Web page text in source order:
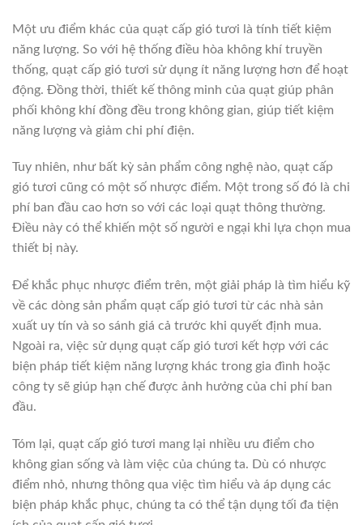
Một ưu điểm khác của quạt cấp gió tươi là tính tiết kiệm
năng lượng. So với hệ thống điều hòa không khí truyền
thống, quạt cấp gió tươi sử dụng ít năng lượng hơn để hoạt
động. Đồng thời, thiết kế thông minh của quạt giúp phân
phối không khí đồng đều trong không gian, giúp tiết kiệm
năng lượng và giảm chi phí điện.
Tuy nhiên, như bất kỳ sản phẩm công nghệ nào, quạt cấp
gió tươi cũng có một số nhược điểm. Một trong số đó là chi
phí ban đầu cao hơn so với các loại quạt thông thường.
Điều này có thể khiến một số người e ngại khi lựa chọn mua
thiết bị này.
Để khắc phục nhược điểm trên, một giải pháp là tìm hiểu kỹ
về các dòng sản phẩm quạt cấp gió tươi từ các nhà sản
xuất uy tín và so sánh giá cả trước khi quyết định mua.
Ngoài ra, việc sử dụng quạt cấp gió tươi kết hợp với các
biện pháp tiết kiệm năng lượng khác trong gia đình hoặc
công ty sẽ giúp hạn chế được ảnh hưởng của chi phí ban
đầu.
Tóm lại, quạt cấp gió tươi mang lại nhiều ưu điểm cho
không gian sống và làm việc của chúng ta. Dù có nhược
điểm nhỏ, nhưng thông qua việc tìm hiểu và áp dụng các
biện pháp khắc phục, chúng ta có thể tận dụng tối đa tiện